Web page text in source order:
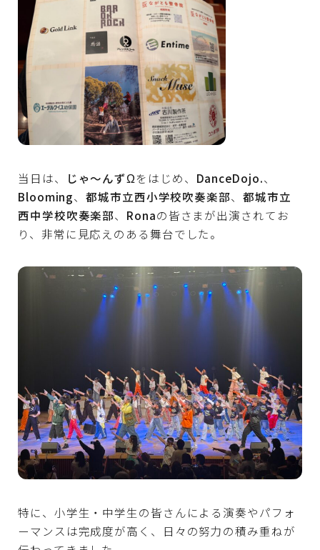
当日は、 じゃ〜んずΩをはじめ、 DanceDojo.、
Blooming、都城市立西小学校吹奏楽部、 都城市立
西中学校吹奏楽部、 Ronaの皆さまが出演されてお
り、非常に見応えのある舞台でした。
特に、小学生・中学生の皆さんによる演奏やパフォ
ーマンスは完成度が高く、日々の努力の積み重ねが